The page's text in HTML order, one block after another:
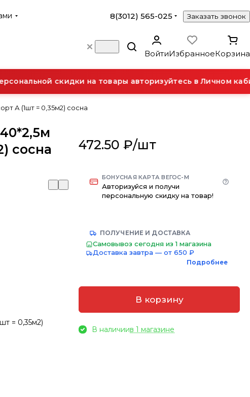
8(3012) 565-025 Заказать звонок
ВойтиИзбранноеКорзина
скидки на товары авторизуйтесь в Личном
А (1шт = 0,35м2) сосна
сосна
= 0,35м2)
472.50 ₽/шт
БОНУСНАЯ КАРТА ВЕГОС-М
Авторизуйся и получи
персональную скидку на товар!
ПОЛУЧЕНИЕ И ДОСТАВКА
Самовывоз сегодня из 1 магазина
Доставка завтра — от 650 ₽
Подробнее
В корзину
В наличиив 1 магазине